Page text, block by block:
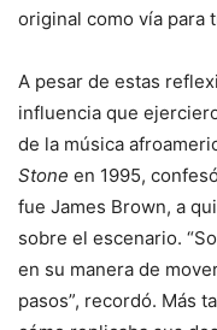
original como vía para
A pesar de estas
influencia que
de la música
Stone en 1995,
fue James Brown, a
sobre el escenario.
en su manera de
pasos”, recordó. Más